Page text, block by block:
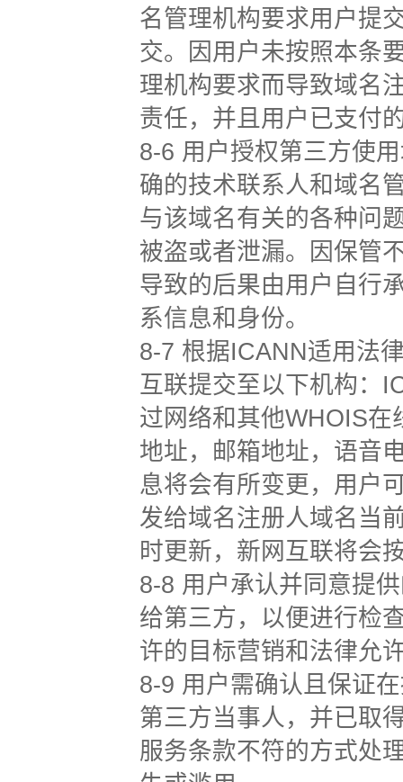
名管理机构要求用户提
交。因用户未按照本条
理机构要求而导致域名
责任，并且用户已支付
8-6 用户授权第三方使
确的技术联系人和域名
与该域名有关的各种问
被盗或者泄漏。因保管
导致的后果由用户自行
系信息和身份。
8-7 根据ICANN适用法
互联提交至以下机构：
过网络和其他WHOIS
地址，邮箱地址，语音
息将会有所变更，用户
发给域名注册人域名当
时更新，新网互联将会
8-8 用户承认并同意提
给第三方，以便进行检
许的目标营销和法律允
8-9 用户需确认且保证
第三方当事人，并已取
服务条款不符的方式处